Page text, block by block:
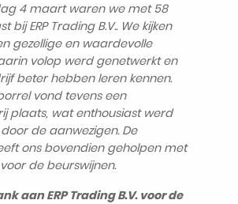
4 maart waren we met 58
bij ERP Trading B.V.. We kijken
gezellige en waardevolle
volop werd genetwerkt en
beter hebben leren kennen.
vond tevens een
plaats, wat enthousiast werd
de aanwezigen. De
ons bovendien geholpen met
de beurswijnen.
aan ERP Trading B.V. voor de